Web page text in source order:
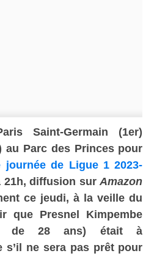
Saint-Germain (1er)
au Parc des Princes pour
journée de Ligue 1 2023-
21h, diffusion surAmazon
ce jeudi, à la veille du
que Presnel Kimpembe
de 28 ans) était à
s’il ne sera pas prêt pour